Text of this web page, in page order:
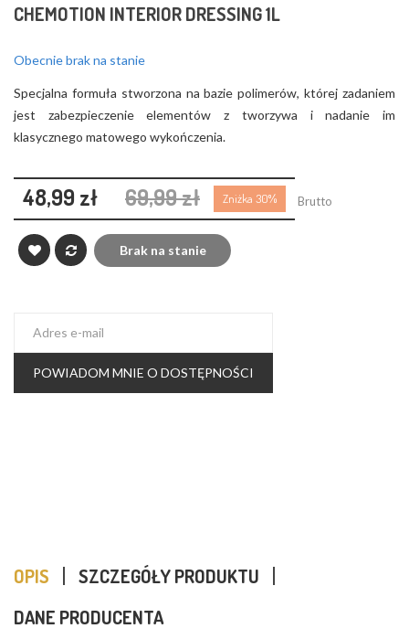
CHEMOTION INTERIOR DRESSING 1L
Obecnie brak na stanie
Specjalna formuła stworzona na bazie polimerów, której zadaniem
jest zabezpieczenie elementów z tworzywa i nadanie im
klasycznego matowego wykończenia.
48,99 zł 69,99 zł Zniżka 30% Brutto
Brak na stanie
POWIADOM MNIE O DOSTĘPNOŚCI
OPIS
SZCZEGÓŁY PRODUKTU
DANE PRODUCENTA